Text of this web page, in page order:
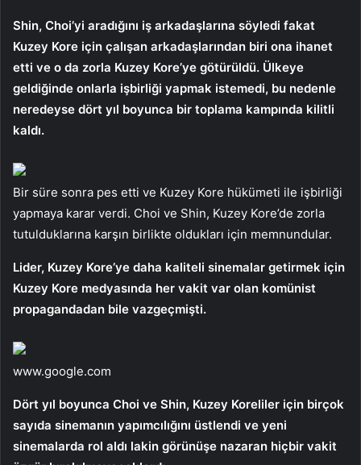
Shin, Choi’yi aradığını iş arkadaşlarına söyledi fakat
Kuzey Kore için çalışan arkadaşlarından biri ona ihanet
etti ve o da zorla Kuzey Kore’ye götürüldü. Ülkeye
geldiğinde onlarla işbirliği yapmak istemedi, bu nedenle
neredeyse dört yıl boyunca bir toplama kampında kilitli
kaldı.
Bir süre sonra pes etti ve Kuzey Kore hükümeti ile işbirliği
yapmaya karar verdi. Choi ve Shin, Kuzey Kore’de zorla
tutulduklarına karşın birlikte oldukları için memnundular.
Lider, Kuzey Kore’ye daha kaliteli sinemalar getirmek için
Kuzey Kore medyasında her vakit var olan komünist
propagandadan bile vazgeçmişti.
www.google.com
Dört yıl boyunca Choi ve Shin, Kuzey Koreliler için birçok
sayıda sinemanın yapımcılığını üstlendi ve yeni
sinemalarda rol aldı lakin görünüşe nazaran hiçbir vakit